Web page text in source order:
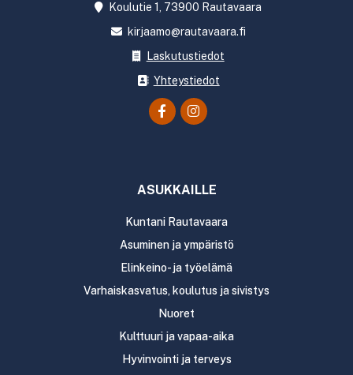
Koulutie 1, 73900 Rautavaara
kirjaamo@rautavaara.fi
Laskutustiedot
Yhteystiedot
ASUKKAILLE
Kuntani Rautavaara
Asuminen ja ympäristö
Elinkeino- ja työelämä
Varhaiskasvatus, koulutus ja sivistys
Nuoret
Kulttuuri ja vapaa-aika
Hyvinvointi ja terveys